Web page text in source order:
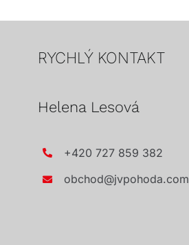
RYCHLÝ KONTAKT
Helena Lesová
+420 727 859 382
obchod@jvpohoda.com